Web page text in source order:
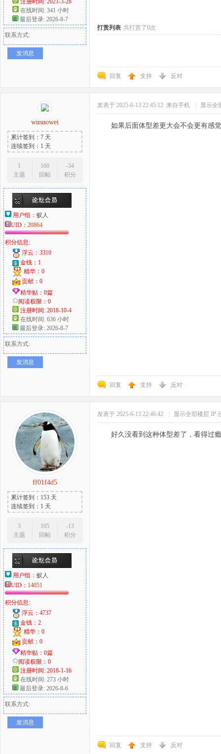
好
在线时间: 341 小时
最后登录: 2026-8-7
联系方式:
发消息
打赏列表 共打赏了0次
回复 支持 反对
wusuowei
累计签到：7 天
连续签到：1 天
1
主题
160
回帖
-34
积分
用户组： 蚁人
UID： 20864
积分信息:
浮云：3310
金钱：1
精华：0
贡献：0
精华贴：0篇
阅读权限：0
注册时间: 2018-10-4
在线时间: 636 小时
最后登录: 2026-8-7
联系方式:
发消息
发表于 2025-6-13 22:45:12 来自手机 显示全
如果后面体型差更大会不会更有感觉
回复 支持 反对
ff01f4d5
累计签到：153 天
连续签到：1 天
3
主题
105
回帖
-13
积分
用户组： 蚁人
UID： 14051
积分信息:
浮云：4737
金钱：2
精华：0
贡献：0
精华贴：0篇
阅读权限：0
注册时间: 2018-1-16
在线时间: 273 小时
最后登录: 2026-8-6
联系方式:
发消息
发表于 2025-6-13 22:46:42 显示全部楼层 IP:
好久没看到这种体型差了，看得过瘾
回复 支持 反对